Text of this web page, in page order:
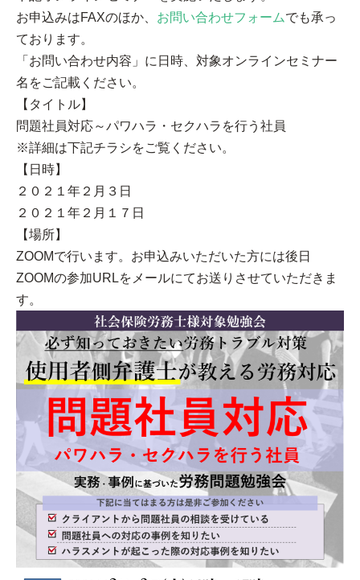
お申込みはFAXのほか、 お問い合わせフォームでも承っ
ております。
「お問い合わせ内容」に日時、対象オンラインセミナー
名をご記載ください。
【タイトル】
問題社員対応～パワハラ・セクハラを行う社員
※詳細は下記チラシをご覧ください。
【日時】
２０２１年２月３日
２０２１年２月１７日
【場所】
ZOOMで行います。お申込みいただいた方には後日
ZOOMの参加URLをメールにてお送りさせていただきま
す。